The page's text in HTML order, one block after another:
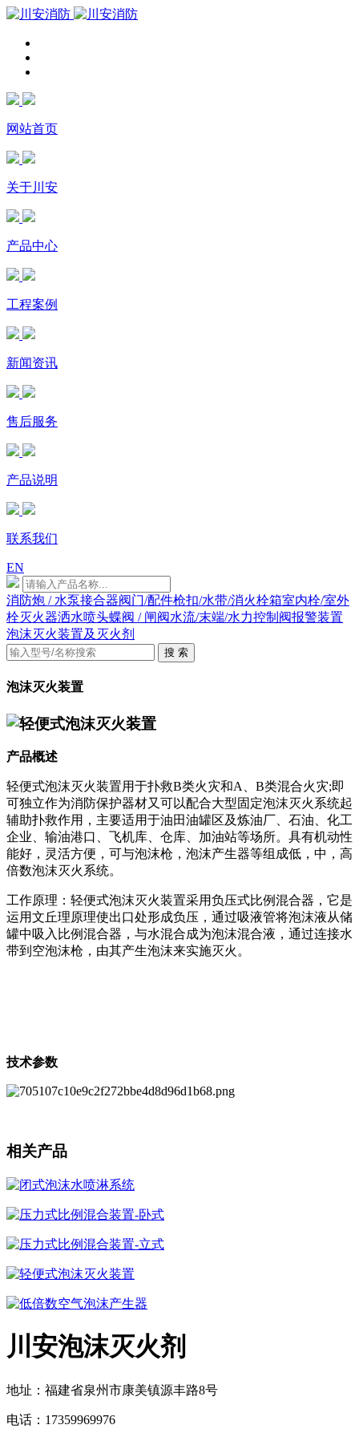
网站首页
关于川安
产品中心
工程案例
新闻资讯
售后服务
产品说明
联系我们
EN
消防炮 / 水泵接合器阀门/配件枪扣/水带/消火栓箱室内栓/室外
栓灭火器洒水喷头蝶阀 / 闸阀水流/末端/水力控制阀报警装置
泡沫灭火装置及灭火剂
搜 索
泡沫灭火装置
轻便式泡沫灭火装置
产品概述
轻便式泡沫灭火装置用于扑救B类火灾和A、B类混合火灾;即
可独立作为消防保护器材又可以配合大型固定泡沫灭火系统起
辅助扑救作用，主要适用于油田油罐区及炼油厂、石油、化工
企业、输油港口、飞机库、仓库、加油站等场所。具有机动性
能好，灵活方便，可与泡沫枪，泡沫产生器等组成低，中，高
倍数泡沫灭火系统。
工作原理：轻便式泡沫灭火装置采用负压式比例混合器，它是
运用文丘理原理使出口处形成负压，通过吸液管将泡沫液从储
罐中吸入比例混合器，与水混合成为泡沫混合液，通过连接水
带到空泡沫枪，由其产生泡沫来实施灭火。
技术参数
相关产品
闭式泡沫水喷淋系统
压力式比例混合装置-卧式
压力式比例混合装置-立式
轻便式泡沫灭火装置
低倍数空气泡沫产生器
川安泡沫灭火剂
地址：福建省泉州市康美镇源丰路8号
电话：17359969976